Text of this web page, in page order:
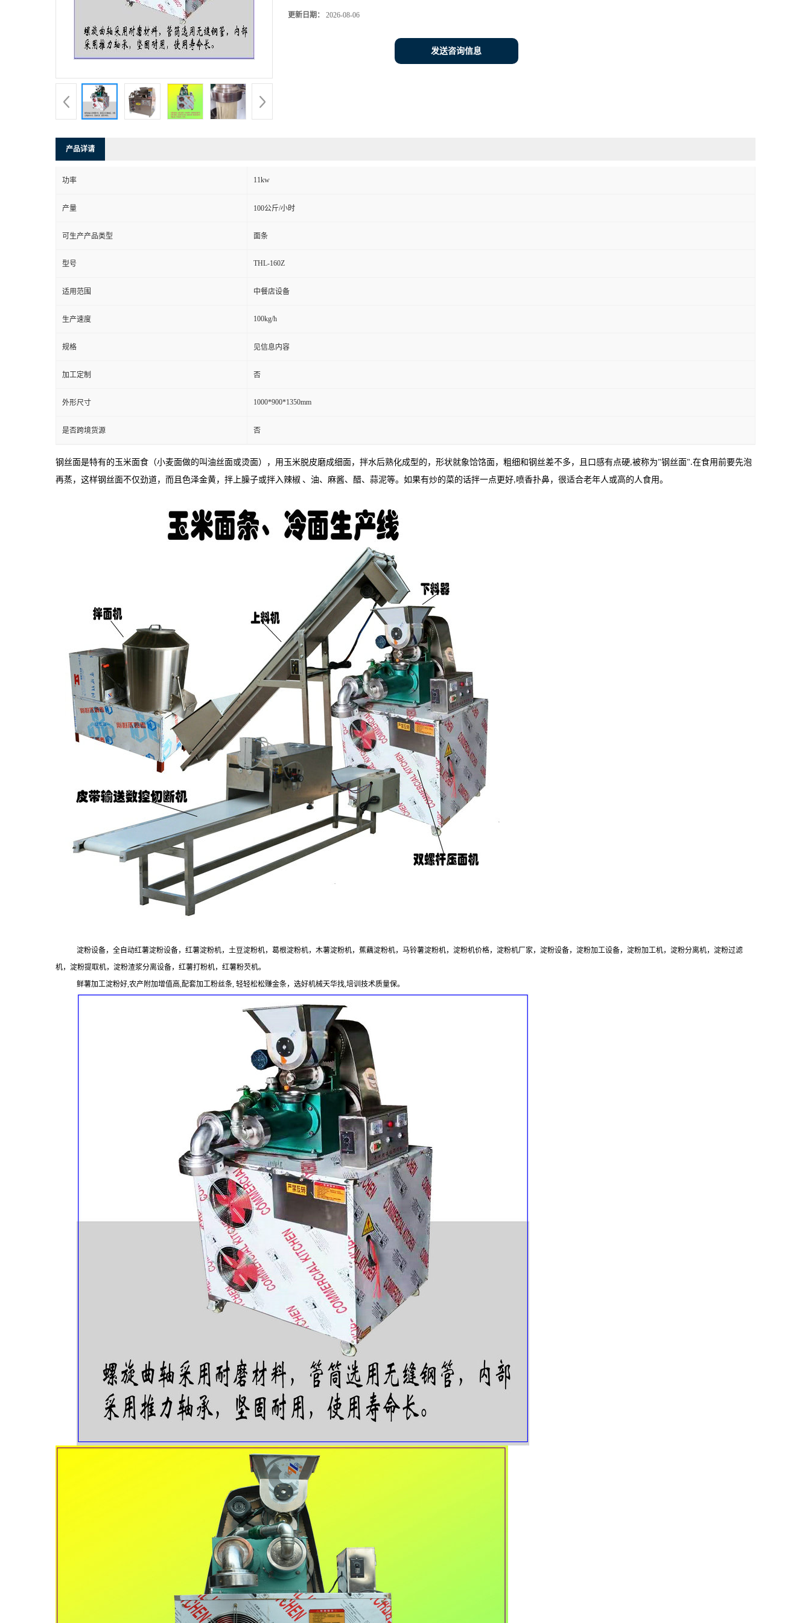
更新日期： 2026-08-06
发送咨询信息
产品详请
功率 11kw
产量 100公斤/小时
可生产产品类型 面条
型号 THL-160Z
适用范围 中餐店设备
生产速度 100kg/h
规格 见信息内容
加工定制 否
外形尺寸 1000*900*1350mm
是否跨境货源 否
钢丝面是特有的玉米面食（小麦面做的叫油丝面或烫面），用玉米脱皮磨成细面，拌水后熟化成型的，形状就象饸饹面，粗细和钢丝差不多，且口感有点硬,被称为"钢丝面".在食用前要先泡
再蒸，这样钢丝面不仅劲道，而且色泽金黄，拌上臊子或拌入辣椒 、油、麻酱、醋、蒜泥等。如果有炒的菜的话拌一点更好,喷香扑鼻，很适合老年人或高的人食用。
淀粉设备，全自动红薯淀粉设备，红薯淀粉机，土豆淀粉机，葛根淀粉机，木薯淀粉机，蕉藕淀粉机，马铃薯淀粉机，淀粉机价格，淀粉机厂家，淀粉设备，淀粉加工设备，淀粉加工机，淀粉分离机，淀粉过滤
机，淀粉提取机，淀粉渣浆分离设备，红薯打粉机，红薯粉芡机。
鲜薯加工淀粉好,农产附加增值高,配套加工粉丝条, 轻轻松松赚金条，选好机械天华找,培训技术质量保。